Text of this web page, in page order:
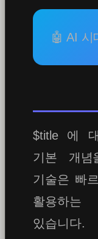
🤖 AI 시
$title 에
기본 개념
기술은 빠
활용하
있습니다.